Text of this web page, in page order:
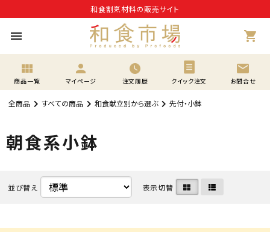
和食割烹材料の販売サイト
menu shopping_cart
view_module
商品一覧
person
マイページ 注文履歴 クイック注文
mail
お問合せ
全商品 すべての商品 和食献立別から選ぶ 先付・小鉢
朝食系小鉢
並び替え 表示切替